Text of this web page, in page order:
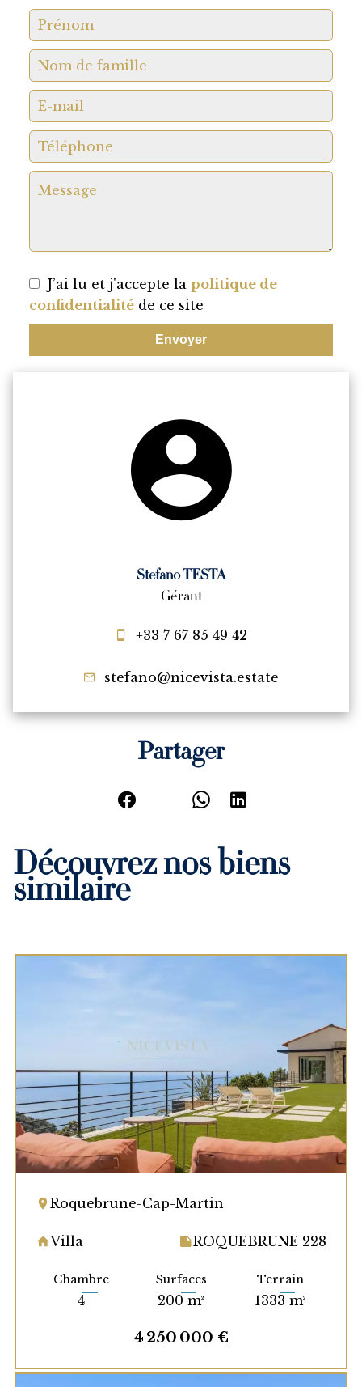
J’ai lu et j'accepte la politique de
confidentialité de ce site
Envoyer
Stefano TESTA
Gérant
+33 7 67 85 49 42
stefano@nicevista.estate
Partager
Découvrez nos biens
similaire
Roquebrune-Cap-Martin
Villa ROQUEBRUNE 228
Chambre
4
Surfaces
200 m²
Terrain
1333 m²
4 250 000 €